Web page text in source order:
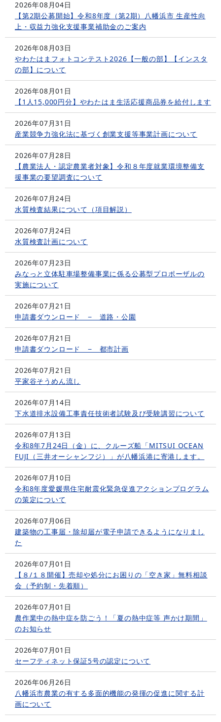
2026年08月04日
【第2期公募開始】令和8年度（第2期）八幡浜市 生産性向
上・収益力強化支援事業補助金のご案内
2026年08月03日
やわたはまフォトコンテスト2026【一般の部】【インスタ
の部】について
2026年08月01日
【1人15,000円分】やわたはま生活応援商品券を給付します
2026年07月31日
産業競争力強化法に基づく創業支援等事業計画について
2026年07月28日
【農業法人・認定農業者対象】令和８年度就業環境整備支
援事業の要望調査について
2026年07月24日
水質検査結果について（項目解説）
2026年07月24日
水質検査計画について
2026年07月23日
みなっと立体駐車場整備事業に係る公募型プロポーザルの
実施について
2026年07月21日
申請書ダウンロード − 道路・公園
2026年07月21日
申請書ダウンロード − 都市計画
2026年07月21日
平家谷そうめん流し
2026年07月14日
下水道排水設備工事責任技術者試験及び受験講習について
2026年07月13日
令和8年7月24日（金）に、クルーズ船「MITSUI OCEAN
FUJI（三井オーシャンフジ）」が八幡浜港に寄港します。
2026年07月10日
令和8年度愛媛県住宅耐震化緊急促進アクションプログラム
の策定について
2026年07月06日
建築物の工事届・除却届が電子申請できるようになりまし
た
2026年07月01日
【８/１８開催】売却や処分にお困りの「空き家」無料相談
会（予約制・先着順）
2026年07月01日
農作業中の熱中症を防ごう！「夏の熱中症等 声かけ期間」
のお知らせ
2026年07月01日
セーフティネット保証5号の認定について
2026年06月26日
八幡浜市農業の有する多面的機能の発揮の促進に関する計
画について